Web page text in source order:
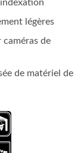
légères
de
de matériel de